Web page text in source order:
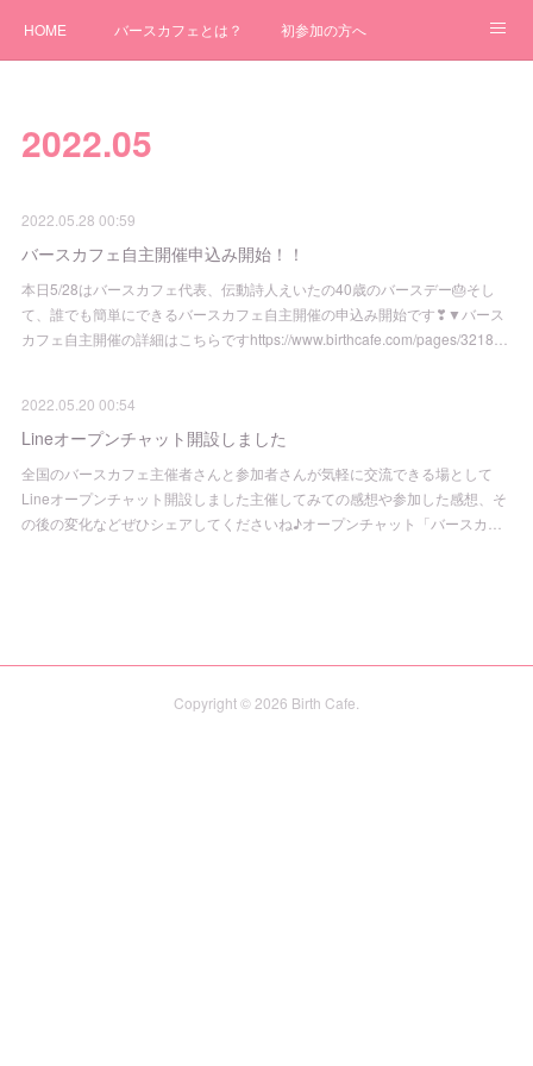
HOME バースカフェとは？ 初参加の方へ
自主開催について
2022.05
2022.05.28 00:59
バースカフェ自主開催申込み開始！！
本日5/28はバースカフェ代表、伝動詩人えいたの40歳のバースデー🎂そし
て、誰でも簡単にできるバースカフェ自主開催の申込み開始です❣▼バース
カフェ自主開催の詳細はこちらですhttps://www.birthcafe.com/pages/3218…
2022.05.20 00:54
Lineオープンチャット開設しました
全国のバースカフェ主催者さんと参加者さんが気軽に交流できる場として
Lineオープンチャット開設しました主催してみての感想や参加した感想、そ
の後の変化などぜひシェアしてくださいね♪オープンチャット「バースカ…
Copyright © 2026 Birth Cafe